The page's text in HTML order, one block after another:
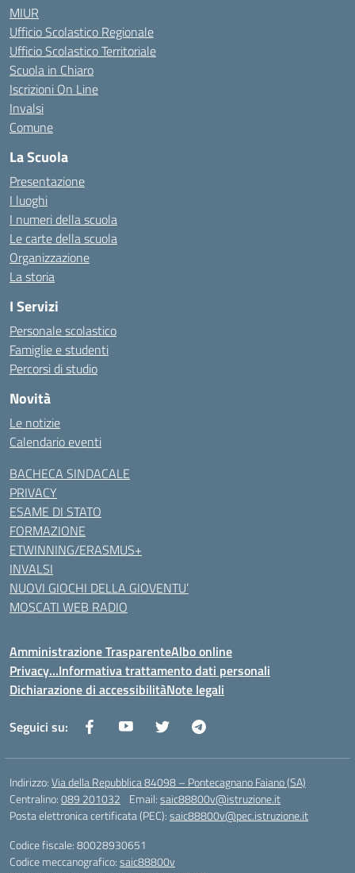
MIUR
Ufficio Scolastico Regionale
Ufficio Scolastico Territoriale
Scuola in Chiaro
Iscrizioni On Line
Invalsi
Comune
La Scuola
Presentazione
I luoghi
I numeri della scuola
Le carte della scuola
Organizzazione
La storia
I Servizi
Personale scolastico
Famiglie e studenti
Percorsi di studio
Novità
Le notizie
Calendario eventi
BACHECA SINDACALE
PRIVACY
ESAME DI STATO
FORMAZIONE
ETWINNING/ERASMUS+
INVALSI
NUOVI GIOCHI DELLA GIOVENTU’
MOSCATI WEB RADIO
Amministrazione TrasparenteAlbo online
Privacy…Informativa trattamento dati personali
Dichiarazione di accessibilitàNote legali
Seguici su:
Indirizzo:Via della Repubblica 84098 – Pontecagnano Faiano (SA)
Centralino:089 201032 Email:saic88800v@istruzione.it
Posta elettronica certificata (PEC):saic88800v@pec.istruzione.it
Codice fiscale: 80028930651
Codice meccanografico:saic88800v